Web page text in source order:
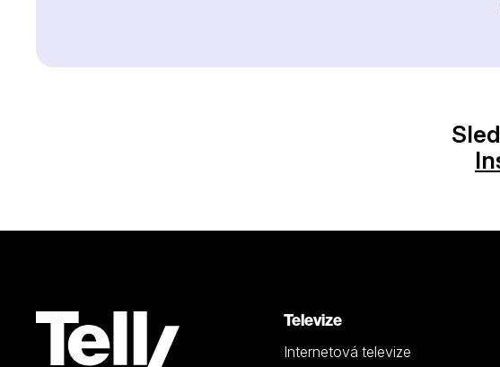
Televize
Internetová televize